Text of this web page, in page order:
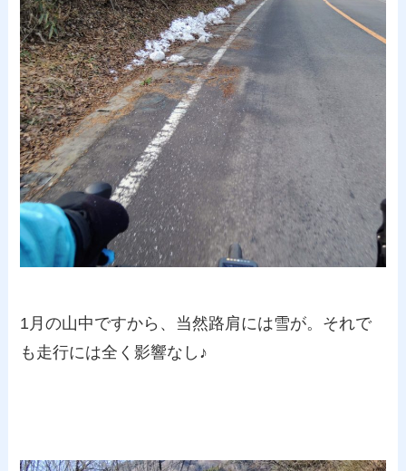
1月の山中ですから、当然路肩には雪が。それで
も走行には全く影響なし♪